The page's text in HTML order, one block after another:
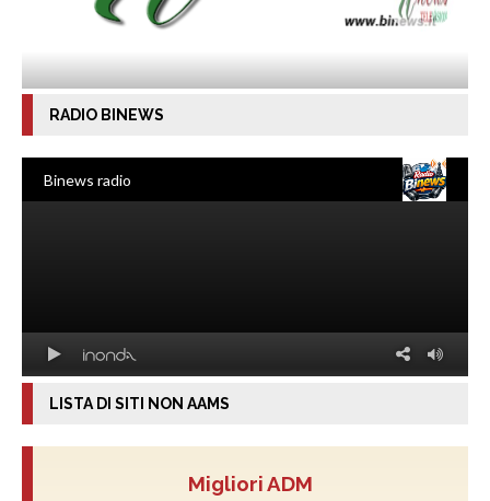
RADIO BINEWS
LISTA DI SITI NON AAMS
Migliori ADM